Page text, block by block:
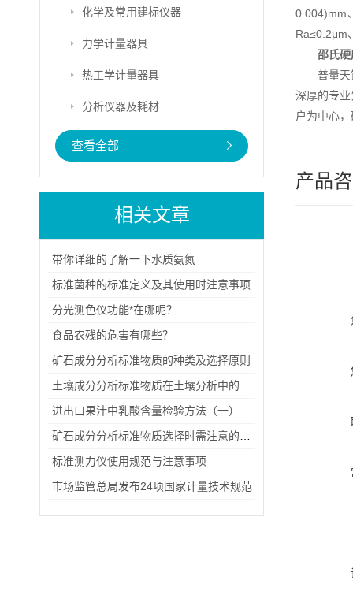
化学及常用建标仪器
力学计量器具
热工学计量器具
分析仪器及耗材
查看全部
相关文章
带你详细的了解一下水质氨氮
标准菌种的标准定义及其使用时注意事项
分光测色仪功能*在哪呢？
食品农残的危害有哪些？
矿石成分分析标准物质的种类及选择原则
进出口果汁中乳酸含量检验方法（一）
标准测力仪使用规范与注意事项
市场监管总局发布24项国家计量技术规范
0.004)mm
Ra≤0.2μm
邵氏
普量
深厚的专
户为中心
产品